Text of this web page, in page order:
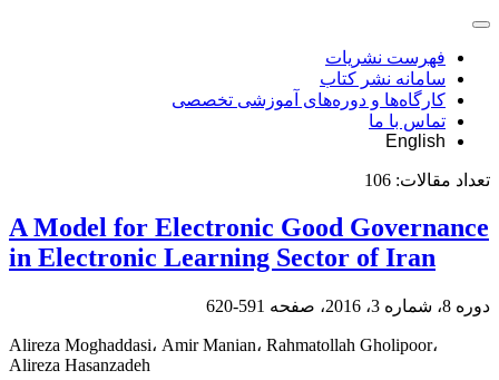
فهرست نشریات
سامانه نشر کتاب
کارگاه‌ها و دوره‌های آموزشی تخصصی
تماس با ما
English
تعداد مقالات: 106
A Model for Electronic Good Governance
in Electronic Learning Sector of Iran
دوره 8، شماره 3، 2016، صفحه 591-620
Alireza Moghaddasi، Amir Manian، Rahmatollah Gholipoor،
Alireza Hasanzadeh